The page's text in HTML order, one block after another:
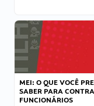
MEI: O QUE VOCÊ
SABER PARA
FUNCIONÁRIOS